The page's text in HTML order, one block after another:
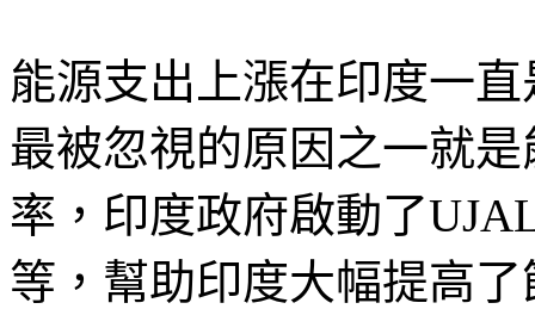
能源支出上漲在印度一
最被忽視的原因之一就
率，印度政府啟動了
等，幫助印度大幅提高